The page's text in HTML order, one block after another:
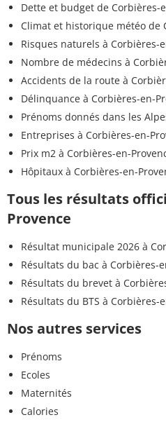
Dette et budget de Corbières-
Climat et historique météo de
Risques naturels à Corbières-
Nombre de médecins à
Accidents de la route à
Délinquance à Corbières-en-
Prénoms donnés dans les
Entreprises à Corbières-en-
Prix m2 à Corbières-en-
Hôpitaux à Corbières-en-
Tous les résultats
Provence
Résultat municipale 2026 à
Résultats du bac à Corbières-
Résultats du brevet à
Résultats du BTS à Corbières-
Nos autres services
Prénoms
Ecoles
Maternités
Calories